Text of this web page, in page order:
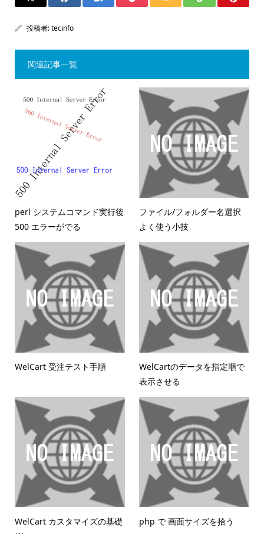
投稿者:tecinfo
関連記事一覧
perl システムコマンド実行後
500 エラーがでる
ファイル/フォルダー名選択
よく使う小技
WelCart 受注テスト手順
WelCartのデータを指定順で
表示させる
WelCart カスタマイズの基礎
php で 画面サイズを拾う